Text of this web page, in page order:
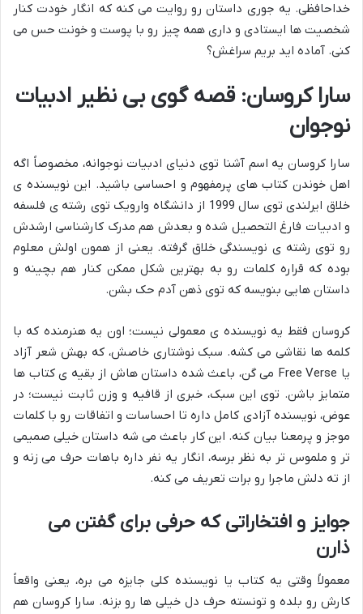
خداحافظی. یه جوری داستان رو روایت می کنه که انگار خودت کنار
شخصیت ها ایستادی و داری همه چیز رو با پوست و خونت حس می
کنی. آماده اید بریم سراغش؟
سارا کروسان: قصه گوی بی نظیر ادبیات
نوجوان
سارا کروسان یه اسم آشنا توی دنیای ادبیات نوجوانه، مخصوصاً اگه
اهل خوندن کتاب های پرمفهوم و احساسی باشید. این نویسنده ی
خلاق ایرلندی توی سال 1999 از دانشگاه وارویک توی رشته ی فلسفه
و ادبیات فارغ التحصیل شده و بعدش هم مدرک کارشناسی ارشدش
رو توی رشته ی نویسندگی خلاق گرفته. یعنی از همون اولش معلوم
بوده که قراره کلمات رو به بهترین شکل ممکن کنار هم بچینه و
داستان هایی بنویسه که توی ذهن آدم حک بشن.
کروسان فقط یه نویسنده ی معمولی نیست؛ اون یه هنرمنده که با
کلمه ها نقاشی می کشه. سبک نوشتاری خاصش، که بهش شعر آزاد
یا Free Verse می گن، باعث شده داستان هاش از بقیه ی کتاب ها
متمایز باشن. توی این سبک، خبری از قافیه و وزن ثابت نیست؛ در
عوض، نویسنده آزادی کامل داره تا احساسات و اتفاقات رو با کلمات
موجز و پرمعنا بیان کنه. این کار باعث می شه داستان خیلی صمیمی
تر و ملموس تر به نظر برسه، انگار یه نفر داره باهات حرف می زنه و
از ته دلش ماجرا رو برات تعریف می کنه.
جوایز و افتخاراتی که حرفی برای گفتن می
ذارن
معمولاً وقتی یه کتاب یا نویسنده کلی جایزه می بره، یعنی واقعاً
کارش رو بلده و تونسته حرف دل خیلی ها رو بزنه. سارا کروسان هم